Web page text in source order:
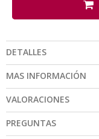
DETALLES
MAS INFORMACIÓN
VALORACIONES
PREGUNTAS